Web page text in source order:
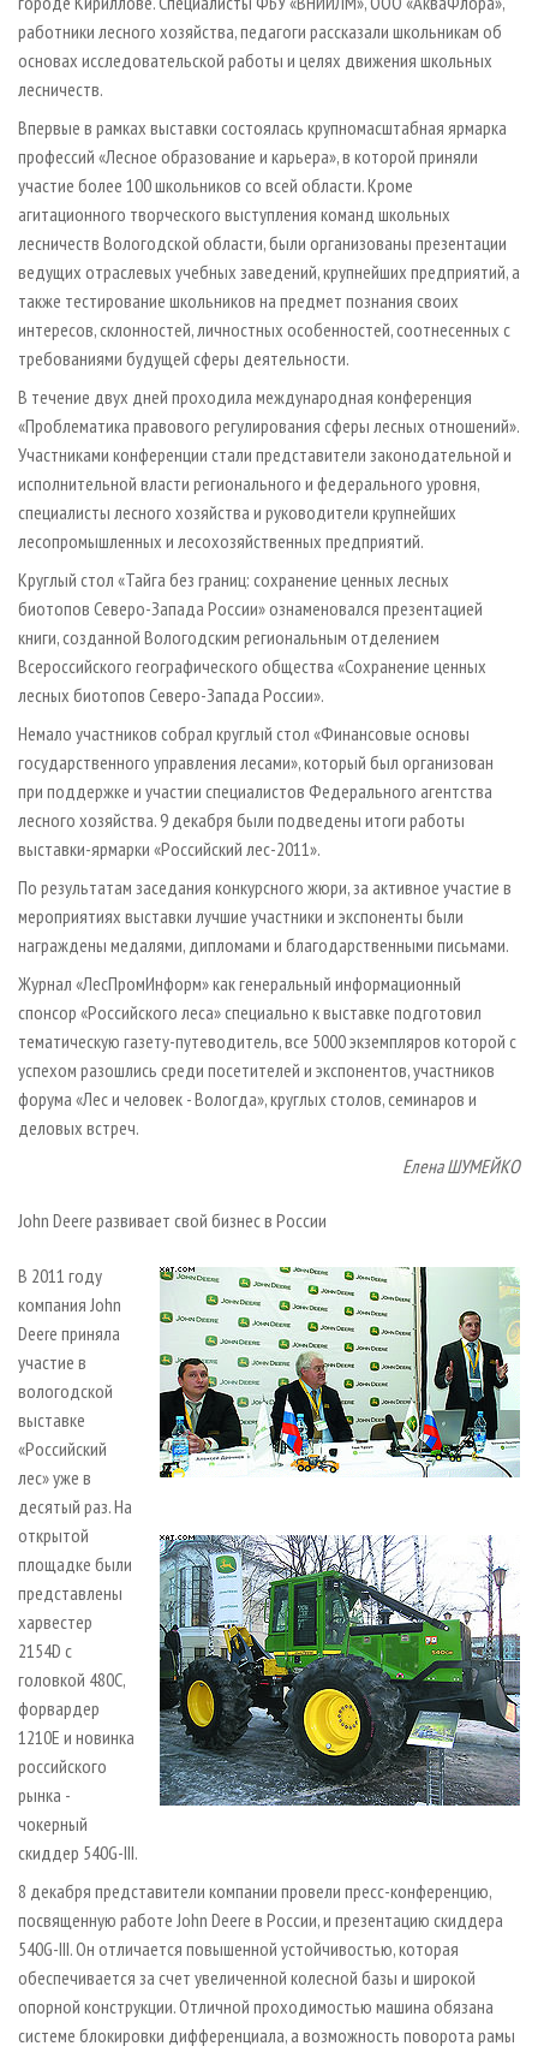
работники лесного хозяйства, педагоги рассказали школьникам об
основах исследовательской работы и целях движения школьных
лесничеств.
Впервые в рамках выставки состоялась крупномасштабная ярмарка
профессий «Лесное образование и карьера», в которой приняли
участие более 100 школьников со всей области. Кроме
агитационного творческого выступления команд школьных
лесничеств Вологодской области, были организованы презентации
ведущих отраслевых учебных заведений, крупнейших предприятий, а
также тестирование школьников на предмет познания своих
интересов, склонностей, личностных особенностей, соотнесенных с
требованиями будущей сферы деятельности.
В течение двух дней проходила международная конференция
«Проблематика правового регулирования сферы лесных отношений».
Участниками конференции стали представители законодательной и
исполнительной власти регионального и федерального уровня,
специалисты лесного хозяйства и руководители крупнейших
лесопромышленных и лесохозяйственных предприятий.
Круглый стол «Тайга без границ: сохранение ценных лесных
биотопов Северо­-Запада России» ознаменовался презентацией
книги, созданной Вологодским региональным отделением
Всероссийского географического общества «Сохранение ценных
лесных биотопов Северо­-Запада России».
Немало участников собрал круглый стол «Финансовые основы
государственного управления лесами», который был организован
при поддержке и участии специалистов Федерального агентства
лесного хозяйства. 9 декабря были подведены итоги работы
выставки­-ярмарки «Российский лес­-2011».
По результатам заседания конкурсного жюри, за активное участие в
мероприятиях выставки лучшие участники и экспоненты были
награждены медалями, дипломами и благодарственными письмами.
Журнал «ЛесПромИнформ» как генеральный информационный
спонсор «Российского леса» специально к выставке подготовил
тематическую газету­-путеводитель, все 5000 экземпляров которой с
успехом разошлись среди посетителей и экспонентов, участников
форума «Лес и человек­ - Вологда», круглых столов, семинаров и
деловых встреч.
Елена ШУМЕЙКО
John Deere развивает свой бизнес в России
В 2011 году
компания John
Deere приняла
участие в
вологодской
выставке
«Российский
лес» уже в
десятый раз. На
открытой
площадке были
представлены
харвестер
2154D с
головкой 480С,
форвардер
1210E и новинка
российского
рынка -
чокерный
скиддер 540G-III.
8 декабря представители компании провели пресс­-конференцию,
посвященную работе John Deere в России, и презентацию скиддера
540G­-III. Он отличается повышенной устойчивостью, которая
обеспечивается за счет увеличенной колесной базы и широкой
опорной конструкции. Отличной проходимостью машина обязана
системе блокировки дифференциала, а возможность поворота рамы